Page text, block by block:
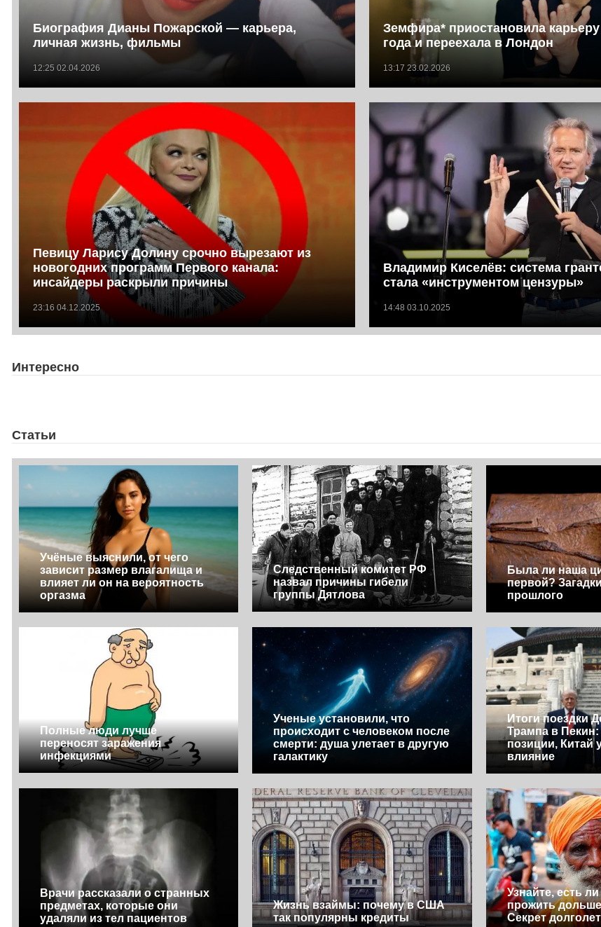
Биография Дианы Пожарской — карьера,
личная жизнь, фильмы
12:25 02.04.2026
Земфира* приостановила
года и переехала в Лондон
13:17 23.02.2026
Певицу Ларису Долину срочно вырезают из
новогодних программ Первого канала:
инсайдеры раскрыли причины
23:16 04.12.2025
Владимир Киселёв: система
стала «инструментом цензуры»
14:48 03.10.2025
Интересно
Статьи
Учёные выяснили, от чего
зависит размер влагалища и
влияет ли он на вероятность
оргазма
Следственный комитет РФ
назвал причины гибели
группы Дятлова
Была ли наша
первой?
прошлого
Полные люди лучше
переносят заражения
инфекциями
Ученые установили, что
происходит с человеком после
смерти: душа улетает в другую
галактику
Итоги поездки
Трампа в
позиции, Китай
влияние
Врачи рассказали о странных
предметах, которые они
удаляли из тел пациентов
Жизнь взаймы: почему в США
так популярны кредиты
Узнайте, есть
прожить
Секрет